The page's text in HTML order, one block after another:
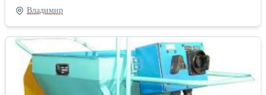
крана для воздуха, редуктора, привода, мешалки, крана для
краски, фильтра, клапана сброса давления, клапана
предохранительного, манометра и рукава, который используется
для подвода воздуха к редуктору красконагнетательного бака,
отвода воздуха от редуктора к краскораспылителю, подачи
лакокрасочных материалов от красконагнетательного бака к
краскораспылителю.
Владимир